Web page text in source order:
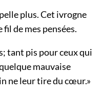
plus. Cet ivrogne
de mes pensées.
tant pis pour ceux qui
mauvaise
ne leur tire du cœur.»